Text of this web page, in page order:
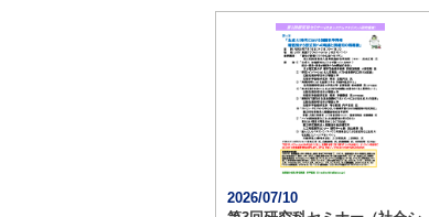
2026/07/10